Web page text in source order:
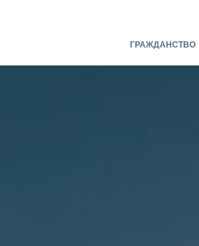
ГРАЖДАНСТВО